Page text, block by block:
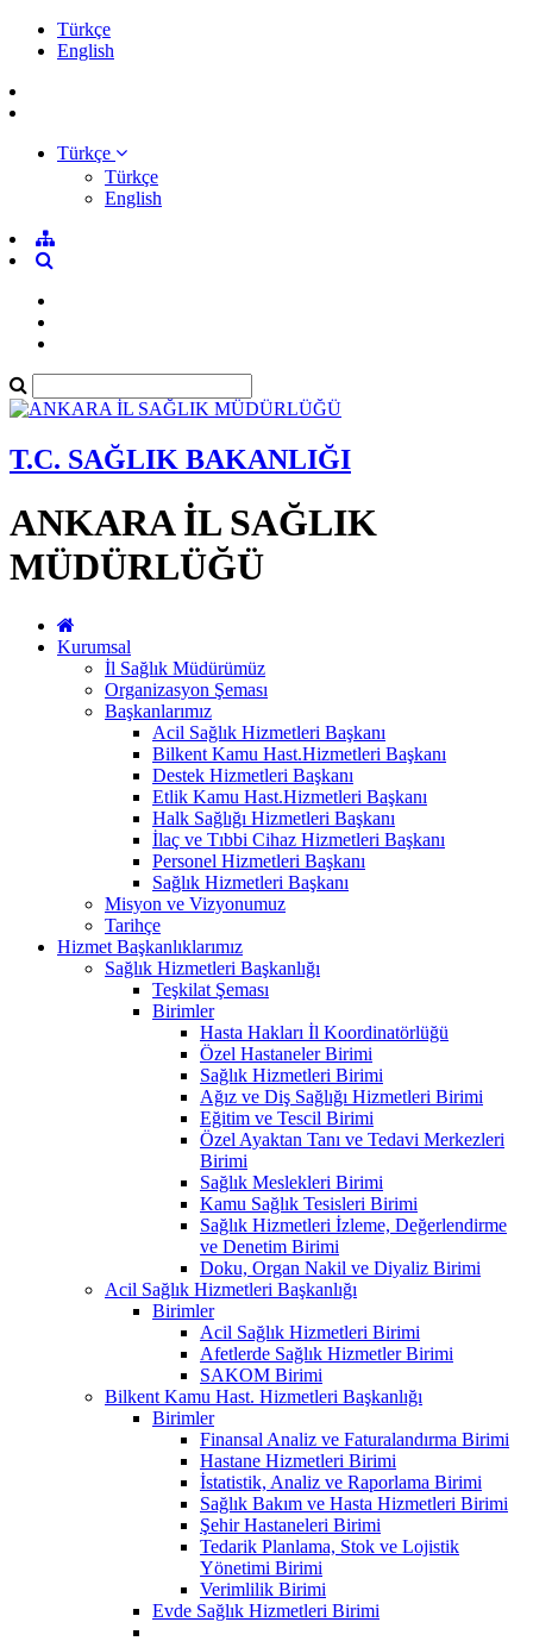
Türkçe
English
Türkçe
Türkçe
English
T.C. SAĞLIK BAKANLIĞI
ANKARA İL SAĞLIK
MÜDÜRLÜĞÜ
Kurumsal
İl Sağlık Müdürümüz
Organizasyon Şeması
Başkanlarımız
Acil Sağlık Hizmetleri Başkanı
Bilkent Kamu Hast.Hizmetleri Başkanı
Destek Hizmetleri Başkanı
Etlik Kamu Hast.Hizmetleri Başkanı
Halk Sağlığı Hizmetleri Başkanı
İlaç ve Tıbbi Cihaz Hizmetleri Başkanı
Personel Hizmetleri Başkanı
Sağlık Hizmetleri Başkanı
Misyon ve Vizyonumuz
Tarihçe
Hizmet Başkanlıklarımız
Sağlık Hizmetleri Başkanlığı
Teşkilat Şeması
Birimler
Hasta Hakları İl Koordinatörlüğü
Özel Hastaneler Birimi
Sağlık Hizmetleri Birimi
Ağız ve Diş Sağlığı Hizmetleri Birimi
Eğitim ve Tescil Birimi
Özel Ayaktan Tanı ve Tedavi Merkezleri
Birimi
Sağlık Meslekleri Birimi
Kamu Sağlık Tesisleri Birimi
Sağlık Hizmetleri İzleme, Değerlendirme
ve Denetim Birimi
Doku, Organ Nakil ve Diyaliz Birimi
Acil Sağlık Hizmetleri Başkanlığı
Birimler
Acil Sağlık Hizmetleri Birimi
Afetlerde Sağlık Hizmetler Birimi
SAKOM Birimi
Bilkent Kamu Hast. Hizmetleri Başkanlığı
Birimler
Finansal Analiz ve Faturalandırma Birimi
Hastane Hizmetleri Birimi
İstatistik, Analiz ve Raporlama Birimi
Sağlık Bakım ve Hasta Hizmetleri Birimi
Şehir Hastaneleri Birimi
Tedarik Planlama, Stok ve Lojistik
Yönetimi Birimi
Verimlilik Birimi
Evde Sağlık Hizmetleri Birimi